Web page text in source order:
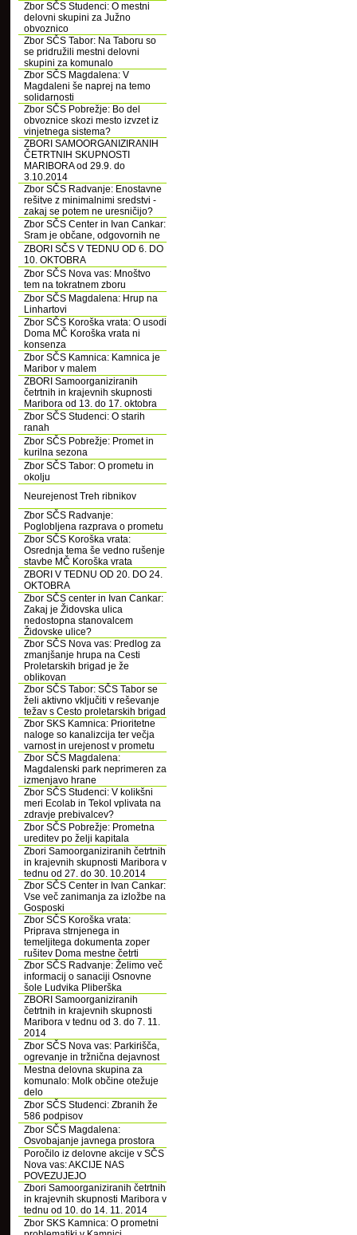
Zbor SČS Studenci: O mestni
delovni skupini za Južno
obvoznico
Zbor SČS Tabor: Na Taboru so
se pridružili mestni delovni
skupini za komunalo
Zbor SČS Magdalena: V
Magdaleni še naprej na temo
solidarnosti
Zbor SČS Pobrežje: Bo del
obvoznice skozi mesto izvzet iz
vinjetnega sistema?
ZBORI SAMOORGANIZIRANIH
ČETRTNIH SKUPNOSTI
MARIBORA od 29.9. do
3.10.2014
Zbor SČS Radvanje: Enostavne
rešitve z minimalnimi sredstvi -
zakaj se potem ne uresničijo?
Zbor SČS Center in Ivan Cankar:
Sram je občane, odgovornih ne
ZBORI SČS V TEDNU OD 6. DO
10. OKTOBRA
Zbor SČS Nova vas: Mnoštvo
tem na tokratnem zboru
Zbor SČS Magdalena: Hrup na
Linhartovi
Zbor SČS Koroška vrata: O usodi
Doma MČ Koroška vrata ni
konsenza
Zbor SČS Kamnica: Kamnica je
Maribor v malem
ZBORI Samoorganiziranih
četrtnih in krajevnih skupnosti
Maribora od 13. do 17. oktobra
Zbor SČS Studenci: O starih
ranah
Zbor SČS Pobrežje: Promet in
kurilna sezona
Zbor SČS Tabor: O prometu in
okolju
Neurejenost Treh ribnikov
Zbor SČS Radvanje:
Poglobljena razprava o prometu
Zbor SČS Koroška vrata:
Osrednja tema še vedno rušenje
stavbe MČ Koroška vrata
ZBORI V TEDNU OD 20. DO 24.
OKTOBRA
Zbor SČS center in Ivan Cankar:
Zakaj je Židovska ulica
nedostopna stanovalcem
Židovske ulice?
Zbor SČS Nova vas: Predlog za
zmanjšanje hrupa na Cesti
Proletarskih brigad je že
oblikovan
Zbor SČS Tabor: SČS Tabor se
želi aktivno vključiti v reševanje
težav s Cesto proletarskih brigad
Zbor SKS Kamnica: Prioritetne
naloge so kanalizcija ter večja
varnost in urejenost v prometu
Zbor SČS Magdalena:
Magdalenski park neprimeren za
izmenjavo hrane
Zbor SČS Studenci: V kolikšni
meri Ecolab in Tekol vplivata na
zdravje prebivalcev?
Zbor SČS Pobrežje: Prometna
ureditev po želji kapitala
Zbori Samoorganiziranih četrtnih
in krajevnih skupnosti Maribora v
tednu od 27. do 30. 10.2014
Zbor SČS Center in Ivan Cankar:
Vse več zanimanja za izložbe na
Gosposki
Zbor SČS Koroška vrata:
Priprava strnjenega in
temeljitega dokumenta zoper
rušitev Doma mestne četrti
Zbor SČS Radvanje: Želimo več
informacij o sanaciji Osnovne
šole Ludvika Pliberška
ZBORI Samoorganiziranih
četrtnih in krajevnih skupnosti
Maribora v tednu od 3. do 7. 11.
2014
Zbor SČS Nova vas: Parkirišča,
ogrevanje in tržnična dejavnost
Mestna delovna skupina za
komunalo: Molk občine otežuje
delo
Zbor SČS Studenci: Zbranih že
586 podpisov
Zbor SČS Magdalena:
Osvobajanje javnega prostora
Poročilo iz delovne akcije v SČS
Nova vas: AKCIJE NAS
POVEZUJEJO
Zbori Samoorganiziranih četrtnih
in krajevnih skupnosti Maribora v
tednu od 10. do 14. 11. 2014
Zbor SKS Kamnica: O prometni